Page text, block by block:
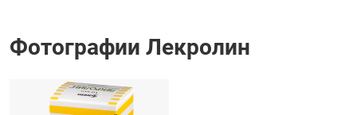
Фотографии Лекролин